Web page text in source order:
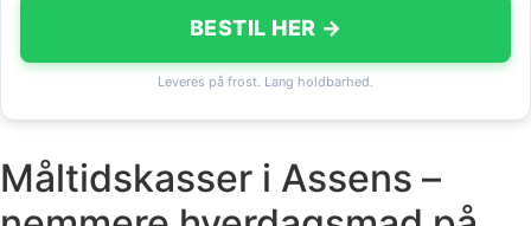
BESTIL HER →
Leveres på frost. Lang holdbarhed.
Måltidskasser i Assens –